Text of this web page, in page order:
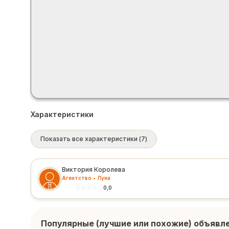
Характеристики
Показать все характеристики (7)
Виктория Королева
Агентство • Луна
0,0
Популярные (лучшие или похожие)